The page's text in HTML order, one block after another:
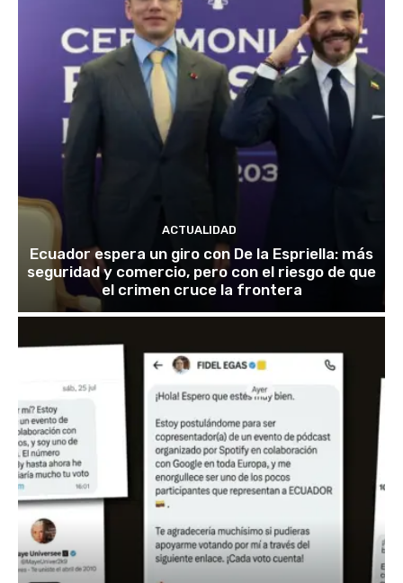
ACTUALIDAD
Ecuador espera un giro con De la Espriella: más
seguridad y comercio, pero con el riesgo de que
el crimen cruce la frontera